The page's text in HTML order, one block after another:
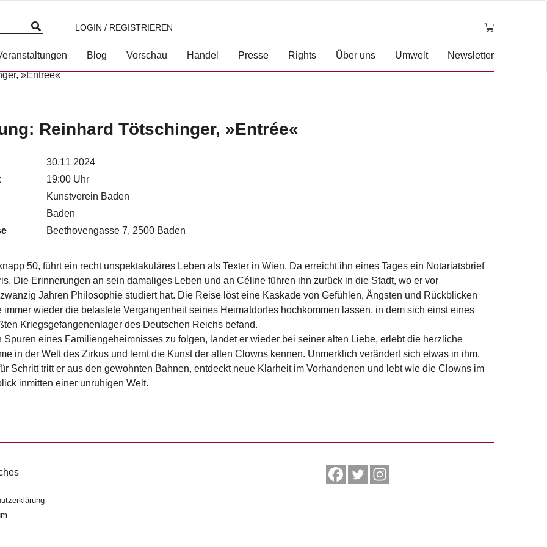
LOGIN / REGISTRIEREN
Blog Vorschau Handel Presse Rights Über uns Umwelt
Newsletter
»Entrée«
Reinhard Tötschinger, »Entrée«
30.11 2024
19:00 Uhr
Kunstverein Baden
Baden
Beethovengasse 7, 2500 Baden
50, führt ein recht unspektakuläres Leben als Texter in Wien. Da erreicht ihn eines Tages ein Notariatsbrief
Die Erinnerungen an sein damaliges Leben und an Céline führen ihn zurück in die Stadt, wo er vor
Jahren Philosophie studiert hat. Die Reise löst eine Kaskade von Gefühlen, Ängsten und Rückblicken
immer wieder die belastete Vergangenheit seines Heimatdorfes hochkommen lassen, in dem sich einst eines
Kriegsgefangenenlager des Deutschen Reichs befand.
Spuren eines Familiengeheimnisses zu folgen, landet er wieder bei seiner alten Liebe, erlebt die herzliche
in der Welt des Zirkus und lernt die Kunst der alten Clowns kennen. Unmerklich verändert sich etwas in ihm.
Schritt tritt er aus den gewohnten Bahnen, entdeckt neue Klarheit im Vorhandenen und lebt wie die Clowns im
inmitten einer unruhigen Welt.